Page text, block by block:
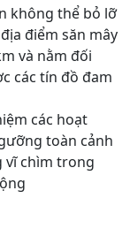
không thể bỏ lỡ
điểm săn mây
và nằm đối
các tín đồ đam
các hoạt
toàn cảnh
vĩ chìm trong